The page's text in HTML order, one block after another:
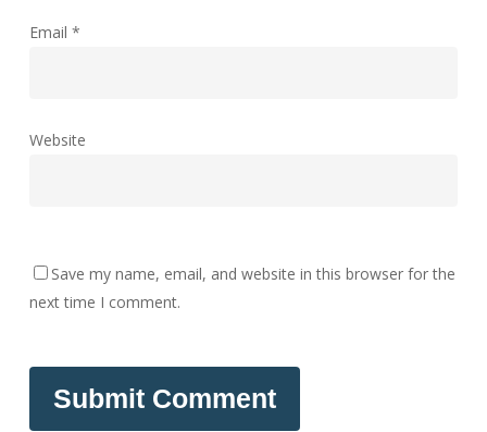
Email *
Website
Save my name, email, and website in this browser for the
next time I comment.